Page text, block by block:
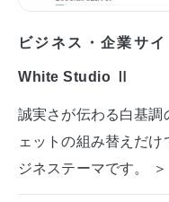
ビジネス・企業サイ
White Studio Ⅱ
誠実さが伝わる白基
ェットの組み替えだ
ジネステーマです。 ＞